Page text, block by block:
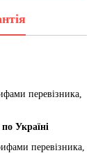
перевізника,
Україні
перевізника,